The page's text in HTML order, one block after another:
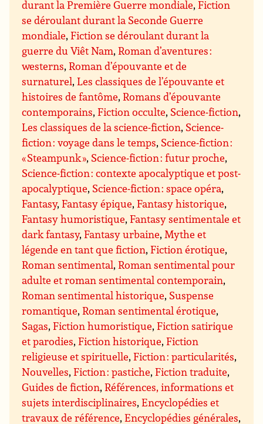
durant la Première Guerre mondiale,Fiction
se déroulant durant la Seconde Guerre
mondiale,Fiction se déroulant durant la
guerre du Viêt Nam,Roman d’aventures :
westerns,Roman d’épouvante et de
surnaturel,Les classiques de l’épouvante et
histoires de fantôme,Romans d’épouvante
contemporains,Fiction occulte, Science-fiction,
Les classiques de la science-fiction, Science-
fiction : voyage dans le temps, Science-fiction :
« Steampunk », Science-fiction : futur proche,
Science-fiction : contexte apocalyptique et post-
apocalyptique, Science-fiction : space opéra,
Fantasy,Fantasy épique,Fantasy historique,
Fantasy humoristique,Fantasy sentimentale et
dark fantasy,Fantasy urbaine,Mythe et
légende en tant que fiction,Fiction érotique,
Roman sentimental,Roman sentimental pour
adulte et roman sentimental contemporain,
Roman sentimental historique, Suspense
romantique,Roman sentimental érotique,
Sagas,Fiction humoristique,Fiction satirique
et parodies,Fiction historique,Fiction
religieuse et spirituelle,Fiction : particularités,
Nouvelles,Fiction : pastiche,Fiction traduite,
Guides de fiction,Références, informations et
sujets interdisciplinaires,Encyclopédies et
travaux de référence,Encyclopédies générales,